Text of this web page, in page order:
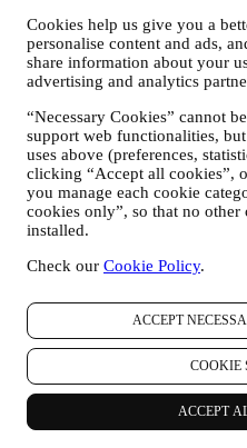
Cookies help us give you a
personalise content and ads,
share information about your
advertising and analytics
“Necessary Cookies” cannot
support web functionalities,
uses above (preferences,
clicking “Accept all cookies”,
you manage each cookie
cookies only”, so that no
installed.
Check our Cookie Policy.
ACCEPT
COOKIE
ACCEPT
corresponsabilidad que establece
(a) Le Creuset Group AG se
rige el marketing y la experiencia
(b) las entidades locales de Le
dicha estrategia, así como
comunicaciones/iniciativas de
país específico);
(c) ambos corresponsables están
de derechos de los interesados.
3. ¿POR QUÉ RECOPILAMOS
Podemos procesar sus datos para
PARA NUESTRAS
para cumplir con nuestras
obligaciones derivadas de
autoridades.
PARA CREAR UNA
Utilizaremos sus datos
que le dará acceso a una
usuarios registrados, para